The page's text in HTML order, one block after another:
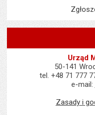
Urząd
50-141
tel. +48 71 777
e-mail:
Zasady i